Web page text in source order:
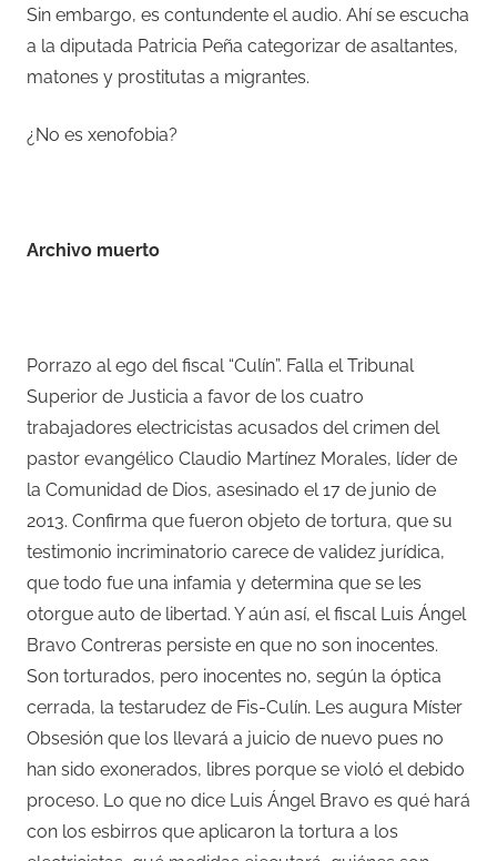
Sin embargo, es contundente el audio. Ahí se escucha
a la diputada Patricia Peña categorizar de asaltantes,
matones y prostitutas a migrantes.
¿No es xenofobia?
Archivo muerto
Porrazo al ego del fiscal “Culín”. Falla el Tribunal
Superior de Justicia a favor de los cuatro
trabajadores electricistas acusados del crimen del
pastor evangélico Claudio Martínez Morales, líder de
la Comunidad de Dios, asesinado el 17 de junio de
2013. Confirma que fueron objeto de tortura, que su
testimonio incriminatorio carece de validez jurídica,
que todo fue una infamia y determina que se les
otorgue auto de libertad. Y aún así, el fiscal Luis Ángel
Bravo Contreras persiste en que no son inocentes.
Son torturados, pero inocentes no, según la óptica
cerrada, la testarudez de Fis-Culín. Les augura Míster
Obsesión que los llevará a juicio de nuevo pues no
han sido exonerados, libres porque se violó el debido
proceso. Lo que no dice Luis Ángel Bravo es qué hará
con los esbirros que aplicaron la tortura a los